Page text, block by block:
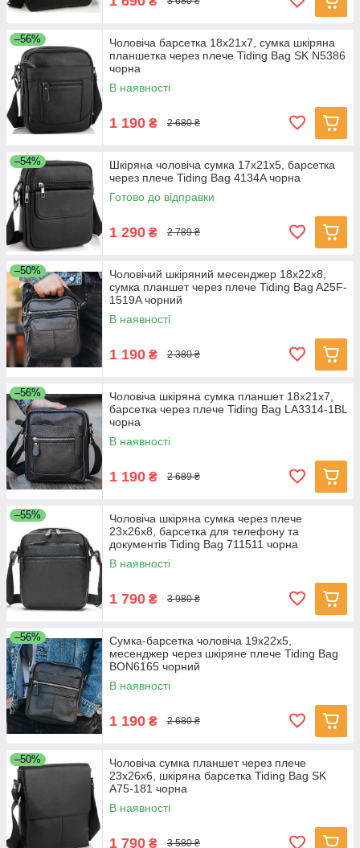
–56%
Чоловіча барсетка 18х21х7, сумка шкіряна
планшетка через плече Tiding Bag SK N5386
чорна
В наявності
1 190 ₴ 2 680 ₴
–54%
Шкіряна чоловіча сумка 17х21х5, барсетка
через плече Tiding Bag 4134A чорна
Готово до відправки
1 290 ₴ 2 789 ₴
–50%
Чоловічий шкіряний месенджер 18x22x8,
сумка планшет через плече Tiding Bag A25F-
1519A чорний
В наявності
1 190 ₴ 2 380 ₴
–56%
Чоловіча шкіряна сумка планшет 18х21х7,
барсетка через плече Tiding Bag LA3314-1BL
чорна
В наявності
1 190 ₴ 2 689 ₴
–55%
Чоловіча шкіряна сумка через плече
23х26х8, барсетка для телефону та
документів Tiding Bag 711511 чорна
В наявності
1 790 ₴ 3 980 ₴
–56%
Сумка-барсетка чоловіча 19х22х5,
месенджер через шкіряне плече Tiding Bag
BON6165 чорний
В наявності
1 190 ₴ 2 680 ₴
–50%
Чоловіча сумка планшет через плече
23х26х6, шкіряна барсетка Tiding Bag SK
A75-181 чорна
В наявності
1 790 ₴ 3 580 ₴